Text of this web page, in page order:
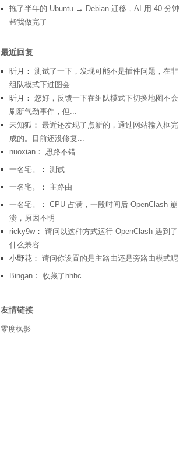
拖了半年的 Ubuntu → Debian 迁移，AI 用 40 分钟
帮我做完了
最近回复
昕月： 测试了一下，发现可能不是插件问题，在非
组队模式下过图会...
昕月： 您好，反馈一下在组队模式下切换地图不会
刷新气劲事件，但...
未知狐 ： 最近还发现了点新的，通过网站输入框完
成的。目前还没修复...
nuoxian： 思路不错
一名宅。
： 测试
一名宅。
： 主路由
一名宅。
： CPU 占满，一段时间后 OpenClash 崩
溃，原因不明
ricky9w： 请问以这种方式运行 OpenClash 遇到了
什么兼容...
小野花： 请问你设置的是主路由还是旁路由模式呢
Bingan： 收藏了hhhc
友情链接
零度枫影